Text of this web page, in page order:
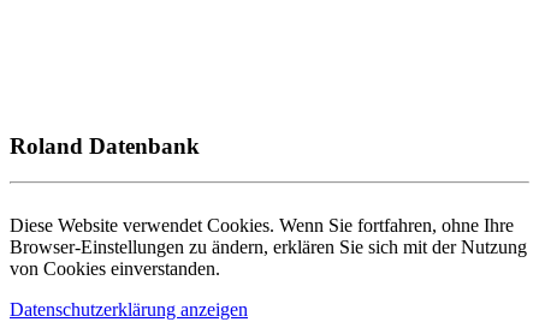
Roland Datenbank
Diese Website verwendet Cookies. Wenn Sie fortfahren, ohne Ihre
Browser-Einstellungen zu ändern, erklären Sie sich mit der Nutzung
von Cookies einverstanden.
Datenschutzerklärung anzeigen